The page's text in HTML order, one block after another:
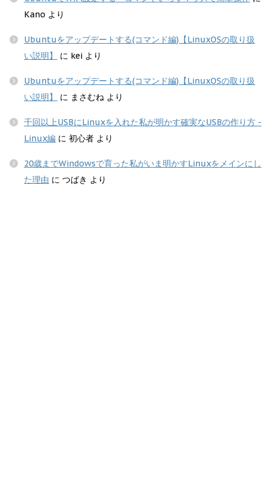
Kano より
Ubuntuをアップデートする(コマンド編)【LinuxOSの取り扱
い説明】
に kei より
Ubuntuをアップデートする(コマンド編)【LinuxOSの取り扱
い説明】
に まさむね より
千回以上USBにLinuxを入れた私が明かす確実なUSBの作り方 -
Linux編 に 初心者 より
20歳までWindowsで育った私がいま明かすLinuxをメインにし
た理由 に つばき より